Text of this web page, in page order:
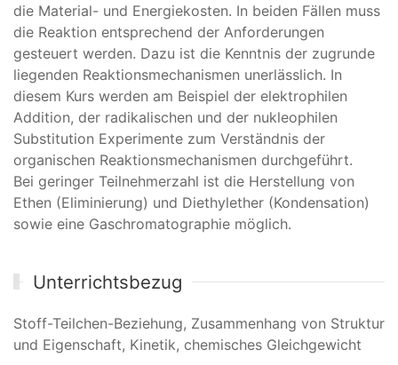
die Material- und Energiekosten. In beiden Fällen muss
die Reaktion entsprechend der Anforderungen
gesteuert werden. Dazu ist die Kenntnis der zugrunde
liegenden Reaktionsmechanismen unerlässlich. In
diesem Kurs werden am Beispiel der elektrophilen
Addition, der radikalischen und der nukleophilen
Substitution Experimente zum Verständnis der
organischen Reaktionsmechanismen durchgeführt.
Bei geringer Teilnehmerzahl ist die Herstellung von
Ethen (Eliminierung) und Diethylether (Kondensation)
sowie eine Gaschromatographie möglich.
Unterrichtsbezug
Stoff-Teilchen-Beziehung, Zusammenhang von Struktur
und Eigenschaft, Kinetik, chemisches Gleichgewicht